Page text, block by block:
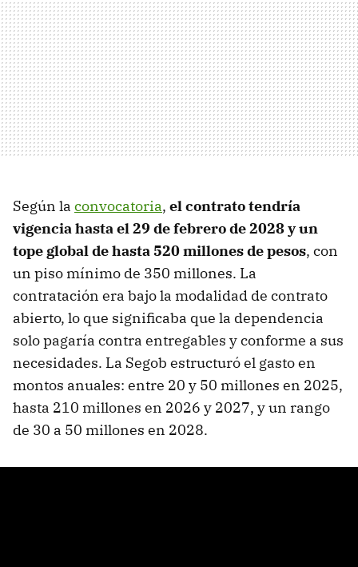
Según la convocatoria, el contrato tendría
vigencia hasta el 29 de febrero de 2028 y un
tope global de hasta 520 millones de pesos, con
un piso mínimo de 350 millones. La
contratación era bajo la modalidad de contrato
abierto, lo que significaba que la dependencia
solo pagaría contra entregables y conforme a sus
necesidades. La Segob estructuró el gasto en
montos anuales: entre 20 y 50 millones en 2025,
hasta 210 millones en 2026 y 2027, y un rango
de 30 a 50 millones en 2028.